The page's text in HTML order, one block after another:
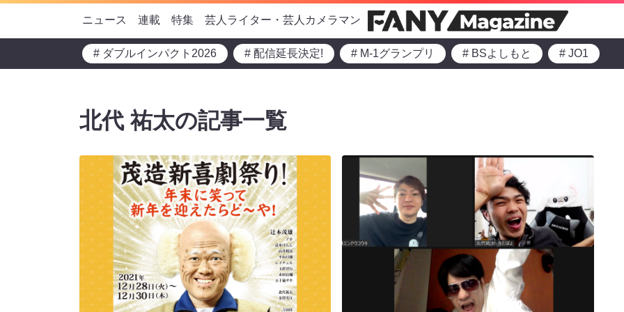
ニュース 連載 特集 芸人ライター・芸人カメラマン
# ダブルインパクト2026 # 配信延長決定! # M-1グランプリ # BSよしもと # JO1
北代 祐太の記事一覧